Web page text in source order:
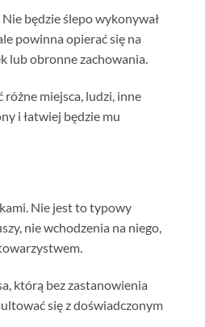
będzie ślepo wykonywał
powinna opierać się na
lub obronne zachowania.
miejsca, ludzi, inne
i łatwiej będzie mu
Nie jest to typowy
nie wchodzenia na niego,
którą bez zastanowienia
się z doświadczonym